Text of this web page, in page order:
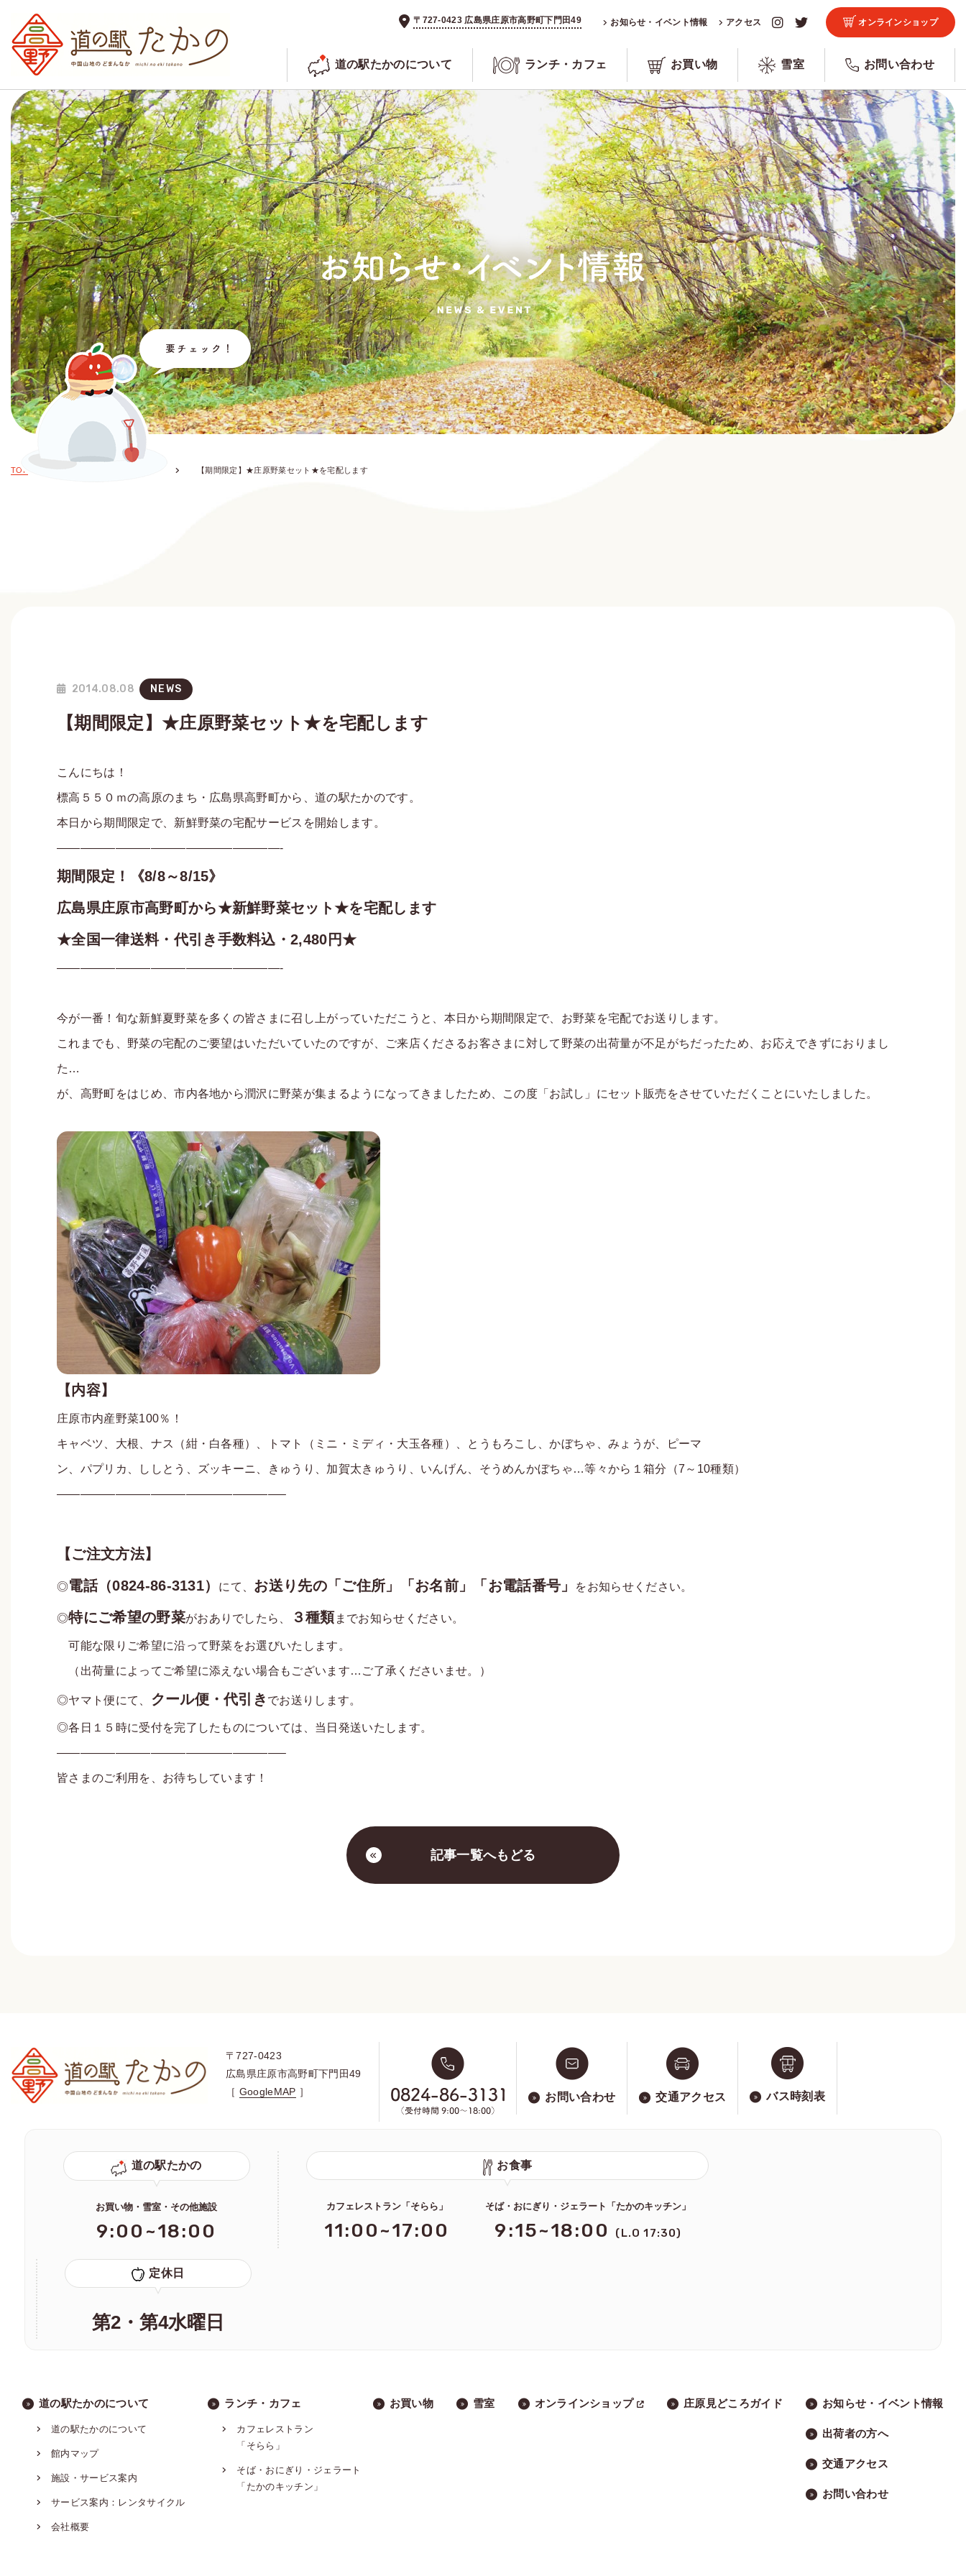
〒727-0423 広島県庄原市高野町下門田49 お知らせ・イベント情報 アクセス オンラインショップ
道の駅たかのについて ランチ・カフェ お買い物 雪室 お問い合わせ
TOP お知らせ・イベント情報 【期間限定】★庄原野菜セット★を宅配します
2014.08.08 NEWS
【期間限定】★庄原野菜セット★を宅配します
こんにちは！
標高５５０ｍの高原のまち・広島県高野町から、道の駅たかのです。
本日から期間限定で、新鮮野菜の宅配サービスを開始します。
———————————————————-
期間限定！《8/8～8/15》
広島県庄原市高野町から★新鮮野菜セット★を宅配します
★全国一律送料・代引き手数料込・2,480円★
———————————————————-
今が一番！旬な新鮮夏野菜を多くの皆さまに召し上がっていただこうと、本日から期間限定で、お野菜を宅配でお送りします。
これまでも、野菜の宅配のご要望はいただいていたのですが、ご来店くださるお客さまに対して野菜の出荷量が不足がちだったため、お応えできずにおりまし
た…
が、高野町をはじめ、市内各地から潤沢に野菜が集まるようになってきましたため、この度「お試し」にセット販売をさせていただくことにいたしました。
【内容】
庄原市内産野菜100％！
キャベツ、大根、ナス（紺・白各種）、トマト（ミニ・ミディ・大玉各種）、とうもろこし、かぼちゃ、みょうが、ピーマ
ン、パプリカ、ししとう、ズッキーニ、きゅうり、加賀太きゅうり、いんげん、そうめんかぼちゃ…等々から１箱分（7～10種類）
———————————————————–
【ご注文方法】
◎電話（0824-86-3131） にて、 お送り先の「ご住所」「お名前」「お電話番号」 をお知らせください。
◎特にご希望の野菜がおありでしたら、 ３種類までお知らせください。
可能な限りご希望に沿って野菜をお選びいたします。
（出荷量によってご希望に添えない場合もございます…ご了承くださいませ。）
◎ヤマト便にて、 クール便・代引き でお送りします。
◎各日１５時に受付を完了したものについては、当日発送いたします。
———————————————————–
皆さまのご利用を、お待ちしています！
記事一覧へもどる
〒727-0423
広島県庄原市高野町下門田49
［ GoogleMAP ］ お問い合わせ 交通アクセス バス時刻表
道の駅たかの
お買い物・雪室・その他施設
9:00~18:00
お食事
カフェレストラン「そらら」
11:00~17:00
そば・おにぎり・ジェラート「たかのキッチン」
9:15~18:00 (L.O 17:30)
定休日
第2・第4水曜日
道の駅たかのについて
道の駅たかのについて
館内マップ
施設・サービス案内
サービス案内：レンタサイクル
会社概要
ランチ・カフェ
カフェレストラン
「そらら」
そば・おにぎり・ジェラート
「たかのキッチン」
お買い物 雪室 オンラインショップ 庄原見どころガイド お知らせ・イベント情報
出荷者の方へ
交通アクセス
お問い合わせ